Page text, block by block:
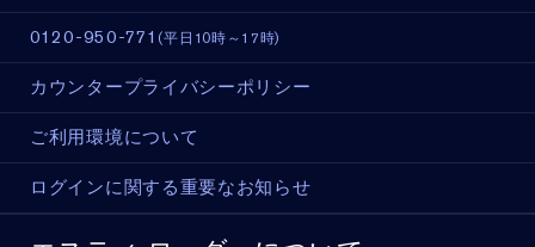
0120-950-771 (平日10時～17時)
カウンタープライバシーポリシー
ご利用環境について
ログインに関する重要なお知らせ